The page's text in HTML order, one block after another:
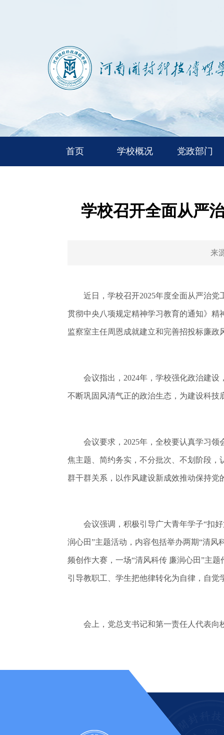
首页 学校概况 党政部门
学校召开全面从严
来
近日，学校召开2025年度全面从严治党
贯彻中央八项规定精神学习教育的通知》
监察室主任周恩成就建立和完善招投标廉
会议指出，2024年，学校强化政治建设
不断巩固风清气正的政治生态，为建设科
会议要求，2025年，全校要认真学习领
焦主题、简约务实，不分批次、不划阶段
群干群关系，以作风建设新成效推动保持
会议强调，积极引导广大青年学子“扣好
润心田”主题活动，内容包括举办两期“清风
频创作大赛，一场“清风科传 廉润心田”主
引导教职工、学生把他律转化为自律，自觉
会上，党总支书记和第一责任人代表向